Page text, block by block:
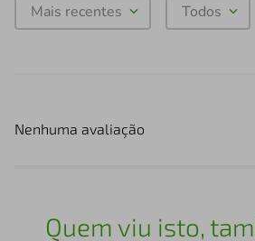
Mais recentes Todos
Nenhuma avaliação
Quem viu isto,